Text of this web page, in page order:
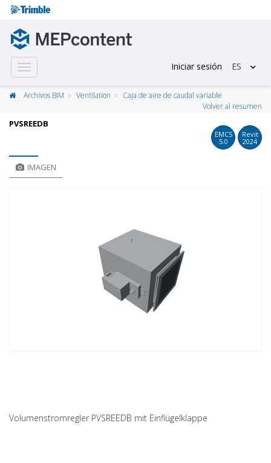
Toggle
navigation
Iniciar sesión ES
Archivos BIM Ventilation
Caja de aire de caudal variable
Volver al resumen
PVSREEDB
EMCS
5.0
Revit
2024
IMAGEN
Volumenstromregler PVSREEDB mit Einflügelklappe